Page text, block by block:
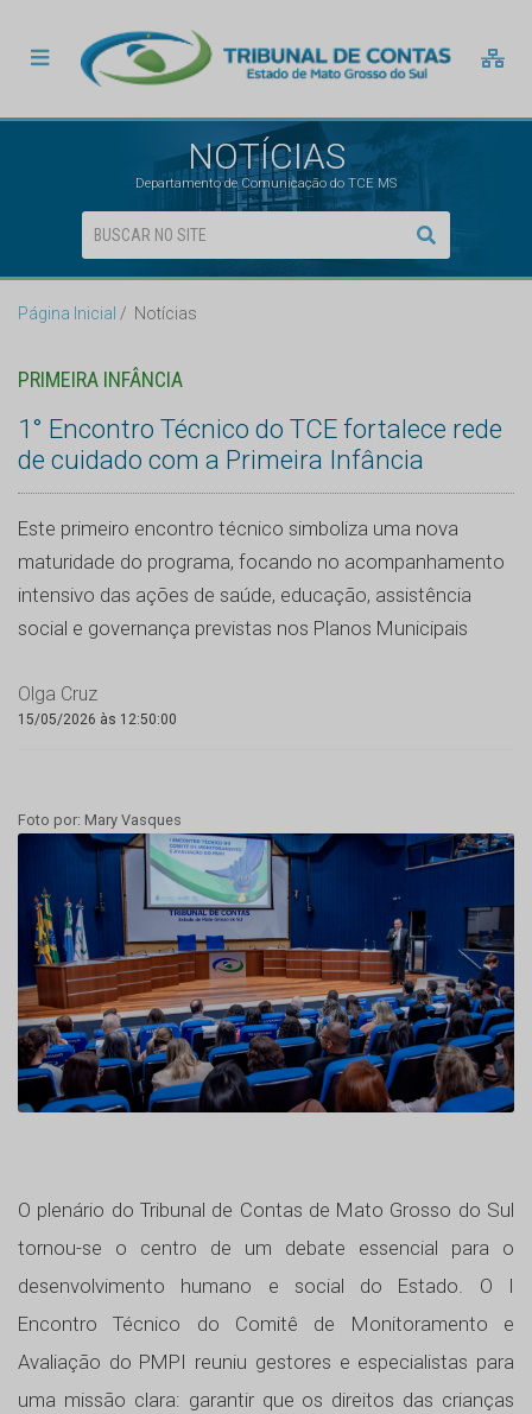
NOTÍCIAS
Departamento de Comunicação do TCE MS
Página Inicial Notícias
PRIMEIRA INFÂNCIA
1° Encontro Técnico do TCE fortalece rede
de cuidado com a Primeira Infância
Este primeiro encontro técnico simboliza uma nova
maturidade do programa, focando no acompanhamento
intensivo das ações de saúde, educação, assistência
social e governança previstas nos Planos Municipais
Olga Cruz
15/05/2026 às 12:50:00
Foto por: Mary Vasques
O plenário do Tribunal de Contas de Mato Grosso do Sul
tornou-se o centro de um debate essencial para o
desenvolvimento humano e social do Estado. O I
Encontro Técnico do Comitê de Monitoramento e
Avaliação do PMPI reuniu gestores e especialistas para
uma missão clara: garantir que os direitos das crianças